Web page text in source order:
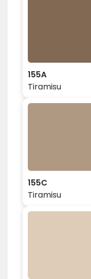
155A
Tiramisu
155C
Tiramisu